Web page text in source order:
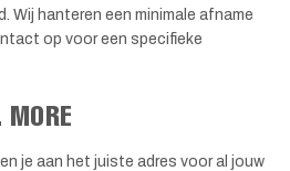
Wij hanteren een minimale afname
op voor een specifieke
je aan het juiste adres voor al jouw